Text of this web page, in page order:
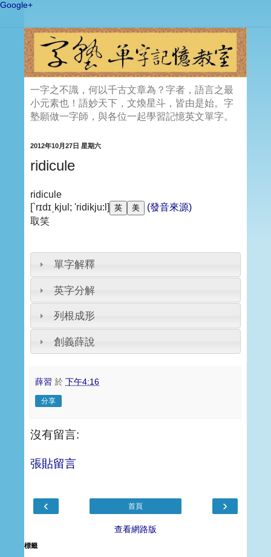
Google+
一字之不識，何以千古文章為？字者，語言之最
小元素也！語妙天下，文煥星斗，皆由是始。字
塾願做一字師，與各位一起學習記憶英文單字。
2012年10月27日 星期六
ridicule
ridicule
[`rɪdɪˌkjul; 'ridikju:l]
(發音來源)
取笑
單字解釋
英字分解
列根成形
創義薛說
薛習 於 下午4:16
分享
沒有留言:
張貼留言
‹ ›
首頁
查看網路版
標籤